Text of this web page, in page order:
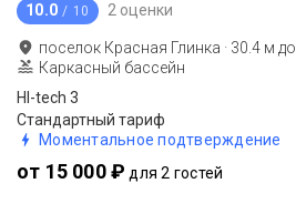
10.0 / 10 2 оценки
поселок Красная Глинка · 30.4 м до
Каркасный бассейн
HI-tech 3
Стандартный тариф
Моментальное подтверждение
от 15 000 ₽ для 2 гостей